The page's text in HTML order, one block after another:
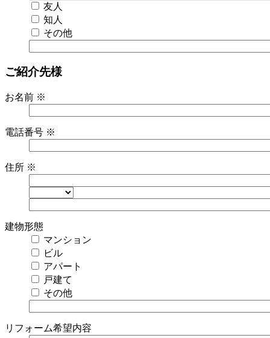
友人
知人
その他
ご紹介先様
お名前 ※
電話番号 ※
住所 ※
建物形態
マンション
ビル
アパート
戸建て
その他
リフォーム希望内容